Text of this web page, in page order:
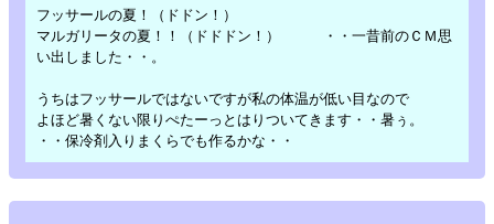
フッサールの夏！（ドドン！）
マルガリータの夏！！（ドドドン！） ・・一昔前のＣＭ思
い出しました・・。
うちはフッサールではないですが私の体温が低い目なので
よほど暑くない限りぺたーっとはりついてきます・・暑ぅ。
・・保冷剤入りまくらでも作るかな・・